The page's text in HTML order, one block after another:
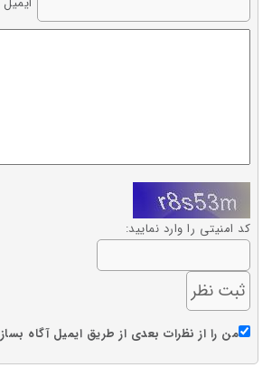
کد امنیتی را وارد نمایید:
من را از نظرات بعدی از طریق ایمیل آگاه بساز